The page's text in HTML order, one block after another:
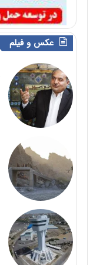
عکس و فیلم